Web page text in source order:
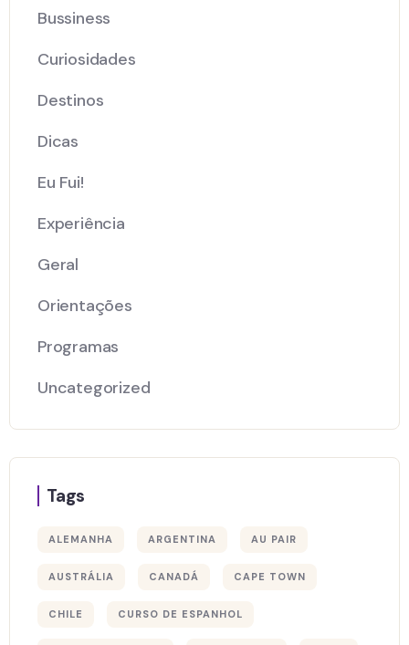
Bussiness
Curiosidades
Destinos
Dicas
Eu Fui!
Experiência
Geral
Orientações
Programas
Uncategorized
Tags
ALEMANHA ARGENTINA AU PAIR
AUSTRÁLIA CANADÁ CAPE TOWN
CHILE CURSO DE ESPANHOL